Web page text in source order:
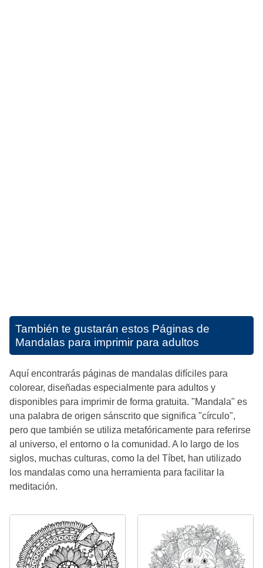
También te gustarán estos Páginas de
Mandalas para imprimir para adultos
Aquí encontrarás páginas de mandalas difíciles para
colorear, diseñadas especialmente para adultos y
disponibles para imprimir de forma gratuita. "Mandala" es
una palabra de origen sánscrito que significa "círculo",
pero que también se utiliza metafóricamente para referirse
al universo, el entorno o la comunidad. A lo largo de los
siglos, muchas culturas, como la del Tíbet, han utilizado
los mandalas como una herramienta para facilitar la
meditación.